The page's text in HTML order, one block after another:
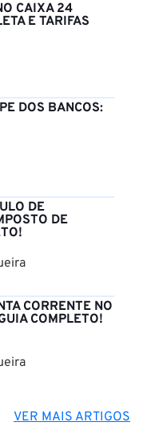
CAIXA 24
E TARIFAS
DOS BANCOS:
DE
DE
CORRENTE NO
COMPLETO!
VER MAIS ARTIGOS